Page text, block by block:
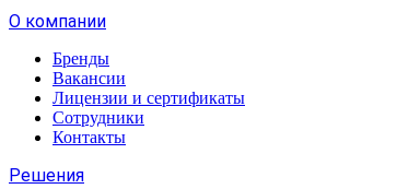
О компании
Бренды
Вакансии
Лицензии и сертификаты
Сотрудники
Контакты
Решения